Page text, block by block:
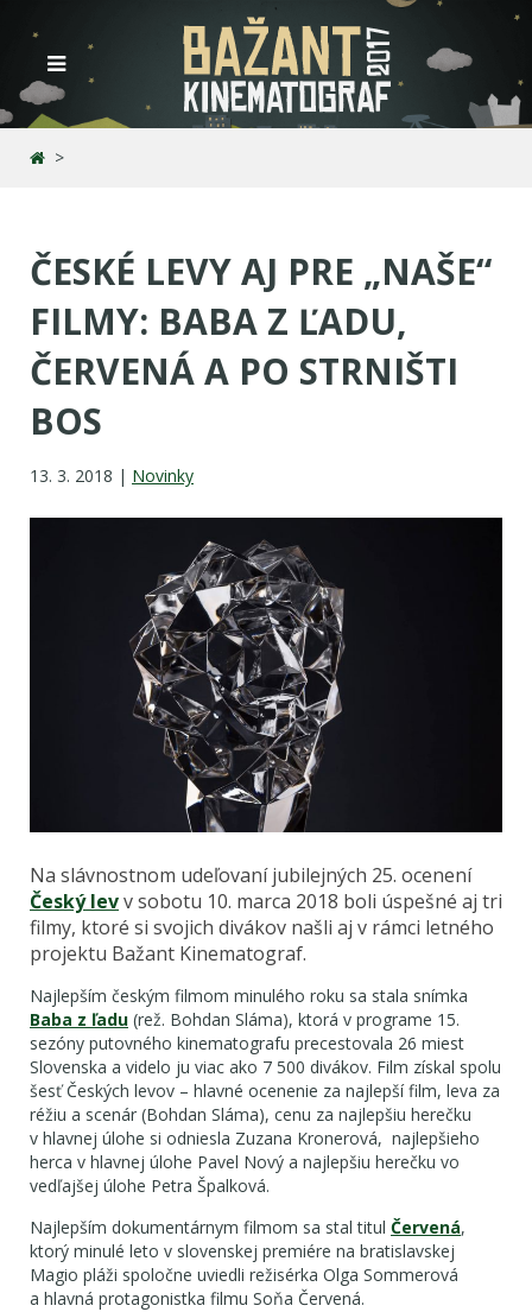
ČESKÉ LEVY AJ PRE „NAŠE“
FILMY: BABA Z ĽADU,
ČERVENÁ A PO STRNIŠTI
BOS
13. 3. 2018 | Novinky
Na slávnostnom udeľovaní jubilejných 25. ocenení
Český levv sobotu 10. marca 2018 boli úspešné aj tri
filmy, ktoré si svojich divákov našli aj v rámci letného
projektu Bažant Kinematograf.
Najlepším českým filmom minulého roku sa stala snímka
Baba z ľadu (rež. Bohdan Sláma), ktorá v programe 15.
sezóny putovného kinematografu precestovala 26 miest
Slovenska a videlo ju viac ako 7 500 divákov. Film získal spolu
šesť Českých levov – hlavné ocenenie za najlepší film, leva za
réžiu a scenár (Bohdan Sláma), cenu za najlepšiu herečku
v hlavnej úlohe si odniesla Zuzana Kronerová, najlepšieho
herca v hlavnej úlohe Pavel Nový a najlepšiu herečku vo
vedľajšej úlohe Petra Špalková.
Najlepším dokumentárnym filmom sa stal titul Červená,
ktorý minulé leto v slovenskej premiére na bratislavskej
Magio pláži spoločne uviedli režisérka Olga Sommerová
a hlavná protagonistka filmu Soňa Červená.